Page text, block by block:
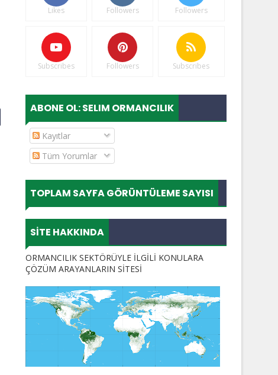
Likes Followers Followers
Subscribes Followers Subscribes
ABONE OL: SELIM ORMANCILIK
Kayıtlar
Tüm Yorumlar
TOPLAM SAYFA GÖRÜNTÜLEME SAYISI
SITE HAKKINDA
ORMANCILIK SEKTÖRÜYLE İLGİLİ KONULARA
ÇÖZÜM ARAYANLARIN SİTESİ